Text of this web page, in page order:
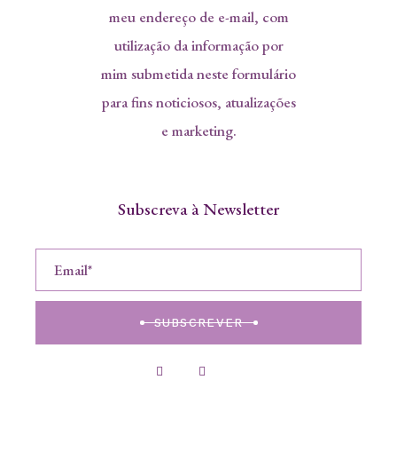
meu endereço de e-mail, com
utilização da informação por
mim submetida neste formulário
para fins noticiosos, atualizações
e marketing.
Subscreva à Newsletter
SUBSCREVER